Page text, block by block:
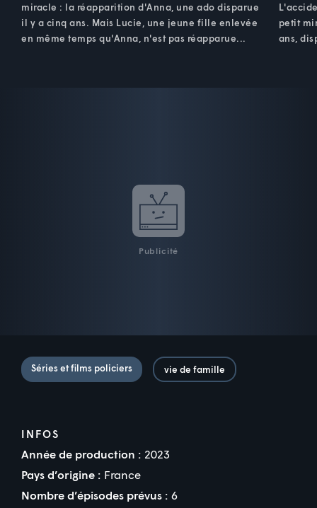
miracle : la réapparition d'Anna, une ado disparue
il y a cinq ans. Mais Lucie, une jeune fille enlevée
en même temps qu'Anna, n'est pas réapparue...
petit
ans,
Publicité
Séries et films policiers vie de famille
INFOS
Année de production : 2023
Pays d’origine : France
Nombre d’épisodes prévus : 6